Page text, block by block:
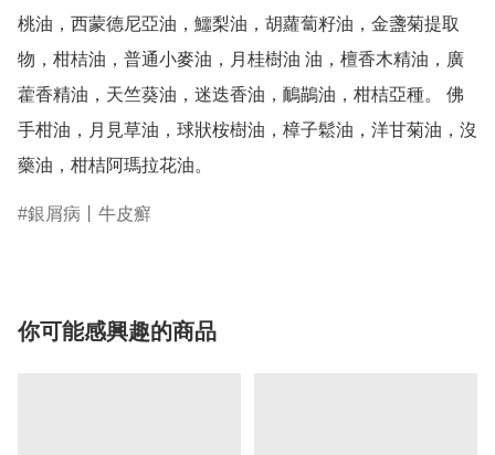
桃油，西蒙德尼亞油，鱷梨油，胡蘿蔔籽油，金盞菊提取
物，柑桔油，普通小麥油，月桂樹油 油，檀香木精油，廣
藿香精油，天竺葵油，迷迭香油，鴯鶓油，柑桔亞種。 佛
手柑油，月見草油，球狀桉樹油，樟子鬆油，洋甘菊油，沒
藥油，柑桔阿瑪拉花油。
銀屑病丨牛皮癬
你可能感興趣的商品